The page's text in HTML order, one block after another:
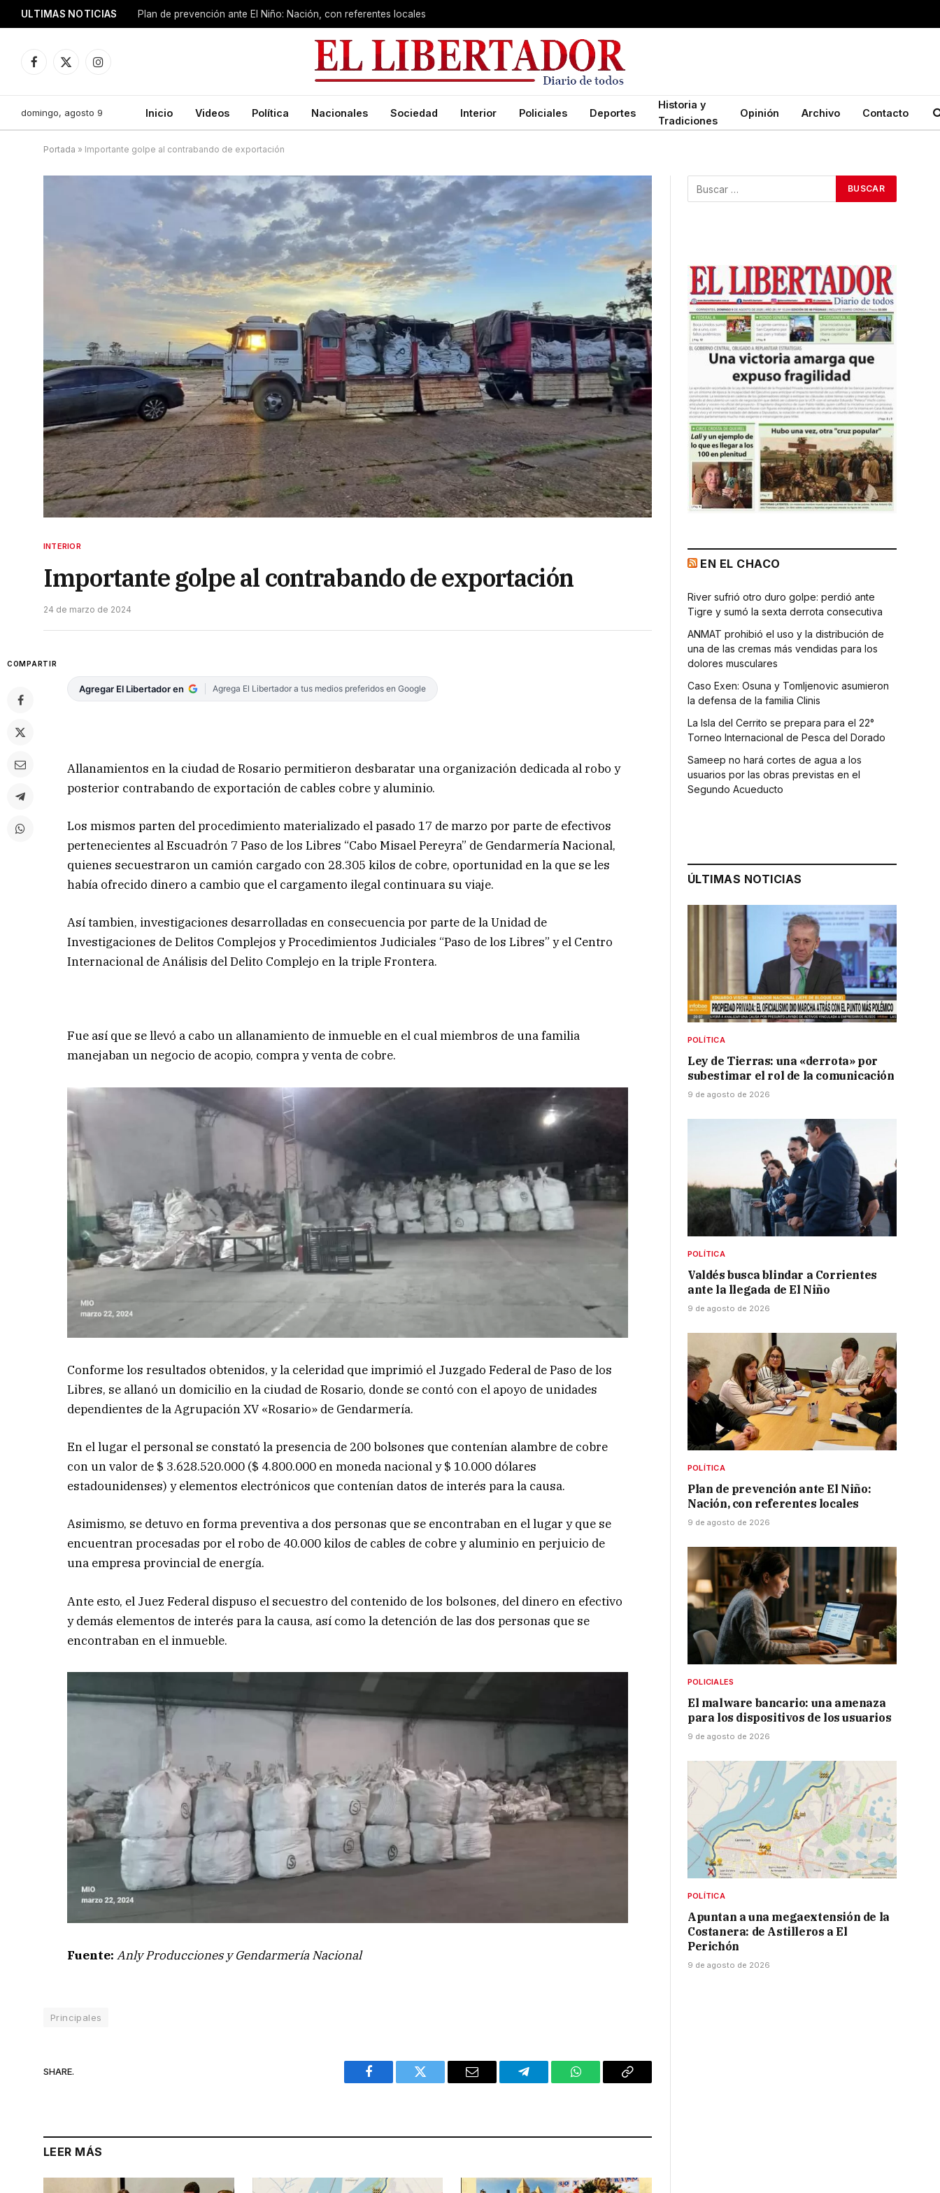
ULTIMAS NOTICIAS Plan de prevención ante El Niño: Nación, con referentes locales
Facebook
X
Instagram
domingo, agosto 9 Inicio Videos Política Nacionales Sociedad Interior Policiales Deportes
Historia y
Tradiciones
Opinión Archivo Contacto
Portada » Importante golpe al contrabando de exportación
INTERIOR
Importante golpe al contrabando de exportación
24 de marzo de 2024
COMPARTIR
Agregar El Libertador en Agrega El Libertador a tus medios preferidos en Google
Allanamientos en la ciudad de Rosario permitieron desbaratar una organización dedicada al robo y
posterior contrabando de exportación de cables cobre y aluminio.
Los mismos parten del procedimiento materializado el pasado 17 de marzo por parte de efectivos
pertenecientes al Escuadrón 7 Paso de los Libres “Cabo Misael Pereyra” de Gendarmería Nacional,
quienes secuestraron un camión cargado con 28.305 kilos de cobre, oportunidad en la que se les
había ofrecido dinero a cambio que el cargamento ilegal continuara su viaje.
Así tambien, investigaciones desarrolladas en consecuencia por parte de la Unidad de
Investigaciones de Delitos Complejos y Procedimientos Judiciales “Paso de los Libres” y el Centro
Internacional de Análisis del Delito Complejo en la triple Frontera.
Fue así que se llevó a cabo un allanamiento de inmueble en el cual miembros de una familia
manejaban un negocio de acopio, compra y venta de cobre.
Conforme los resultados obtenidos, y la celeridad que imprimió el Juzgado Federal de Paso de los
Libres, se allanó un domicilio en la ciudad de Rosario, donde se contó con el apoyo de unidades
dependientes de la Agrupación XV «Rosario» de Gendarmería.
En el lugar el personal se constató la presencia de 200 bolsones que contenían alambre de cobre
con un valor de $ 3.628.520.000 ($ 4.800.000 en moneda nacional y $ 10.000 dólares
estadounidenses) y elementos electrónicos que contenían datos de interés para la causa.
Asimismo, se detuvo en forma preventiva a dos personas que se encontraban en el lugar y que se
encuentran procesadas por el robo de 40.000 kilos de cables de cobre y aluminio en perjuicio de
una empresa provincial de energía.
Ante esto, el Juez Federal dispuso el secuestro del contenido de los bolsones, del dinero en efectivo
y demás elementos de interés para la causa, así como la detención de las dos personas que se
encontraban en el inmueble.
Fuente:Anly Producciones y Gendarmería Nacional
Principales
SHARE.
Facebook Twitter Email Telegram WhatsAppCopy
LEER MÁS
EN EL CHACO
River sufrió otro duro golpe: perdió ante
Tigre y sumó la sexta derrota consecutiva
ANMAT prohibió el uso y la distribución de
una de las cremas más vendidas para los
dolores musculares
Caso Exen: Osuna y Tomljenovic asumieron
la defensa de la familia Clinis
La Isla del Cerrito se prepara para el 22°
Torneo Internacional de Pesca del Dorado
Sameep no hará cortes de agua a los
usuarios por las obras previstas en el
Segundo Acueducto
ÚLTIMAS NOTICIAS
POLÍTICA
Ley de Tierras: una «derrota» por
subestimar el rol de la comunicación
9 de agosto de 2026
POLÍTICA
Valdés busca blindar a Corrientes
ante la llegada de El Niño
9 de agosto de 2026
POLÍTICA
Plan de prevención ante El Niño:
Nación, con referentes locales
9 de agosto de 2026
POLICIALES
El malware bancario: una amenaza
para los dispositivos de los usuarios
9 de agosto de 2026
POLÍTICA
Apuntan a una megaextensión de la
Costanera: de Astilleros a El
Perichón
9 de agosto de 2026